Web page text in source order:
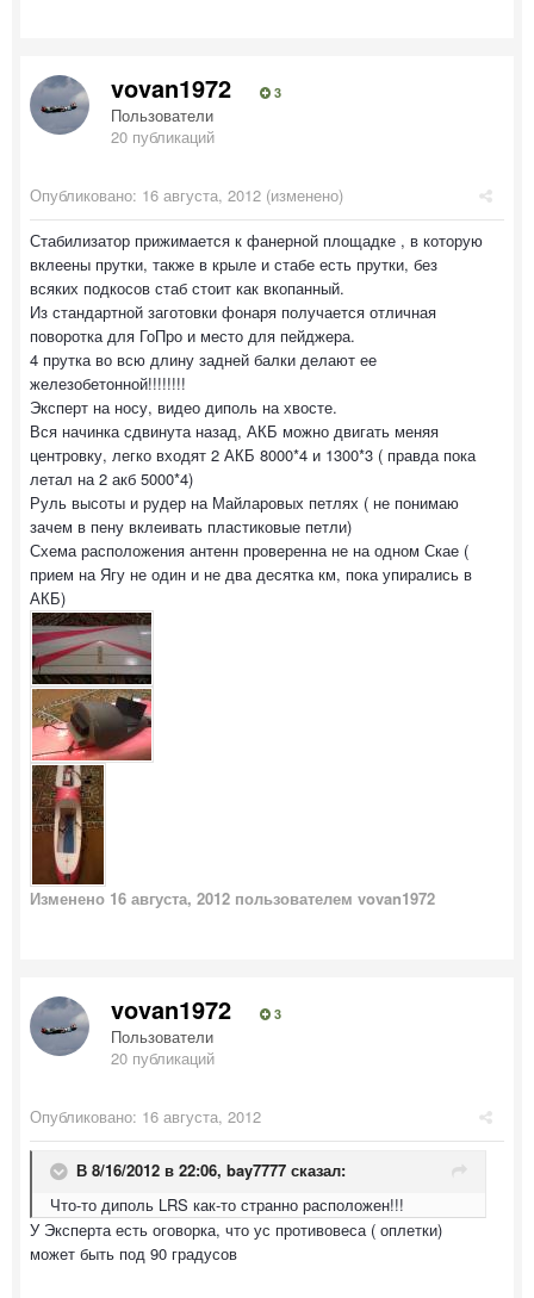
vovan1972 3
Пользователи
20 публикаций
Опубликовано: 16 августа, 2012 (изменено)
Стабилизатор прижимается к фанерной площадке , в которую
вклеены прутки, также в крыле и стабе есть прутки, без
всяких подкосов стаб стоит как вкопанный.
Из стандартной заготовки фонаря получается отличная
поворотка для ГоПро и место для пейджера.
4 прутка во всю длину задней балки делают ее
железобетонной!!!!!!!!
Эксперт на носу, видео диполь на хвосте.
Вся начинка сдвинута назад, АКБ можно двигать меняя
центровку, легко входят 2 АКБ 8000*4 и 1300*3 ( правда пока
летал на 2 акб 5000*4)
Руль высоты и рудер на Майларовых петлях ( не понимаю
зачем в пену вклеивать пластиковые петли)
Схема расположения антенн проверенна не на одном Скае (
прием на Ягу не один и не два десятка км, пока упирались в
АКБ)
Изменено 16 августа, 2012 пользователем vovan1972
vovan1972 3
Пользователи
20 публикаций
Опубликовано: 16 августа, 2012
В 8/16/2012 в 22:06, bay7777 сказал:
Что-то диполь LRS как-то странно расположен!!!
У Эксперта есть оговорка, что ус противовеса ( оплетки)
может быть под 90 градусов